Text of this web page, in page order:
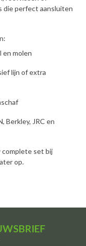
die perfect aansluiten
molen
lijn of extra
Berkley, JRC en
complete set bij
op.